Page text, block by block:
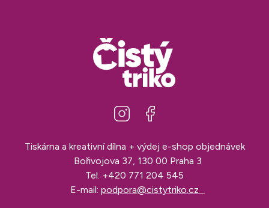
Tiskárna a kreativní dílna + výdej e-shop objednávek
Bořivojova 37, 130 00 Praha 3
Tel. +420 771 204 545
E-mail: podpora@cistytriko.cz